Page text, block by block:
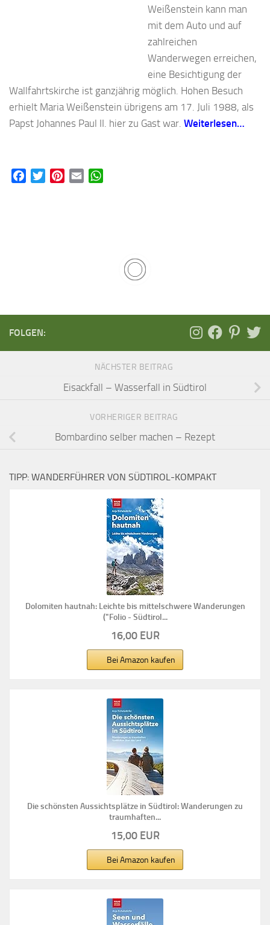
Weißenstein kann man
mit dem Auto und auf
zahlreichen
Wanderwegen erreichen,
eine Besichtigung der
Wallfahrtskirche ist ganzjährig möglich. Hohen Besuch
erhielt Maria Weißenstein übrigens am 17. Juli 1988, als
Papst Johannes Paul II. hier zu Gast war. Weiterlesen…
FacebookTwitterPinterest
Email
FOLGEN:
NÄCHSTER BEITRAG
Eisackfall – Wasserfall in Südtirol
VORHERIGER BEITRAG
Bombardino selber machen – Rezept
TIPP: WANDERFÜHRER VON SÜDTIROL-KOMPAKT
Dolomiten hautnah: Leichte bis mittelschwere Wanderungen
("Folio - Südtirol...
16,00 EUR
Bei Amazon kaufen
Die schönsten Aussichtsplätze in Südtirol: Wanderungen zu
traumhaften...
15,00 EUR
Bei Amazon kaufen